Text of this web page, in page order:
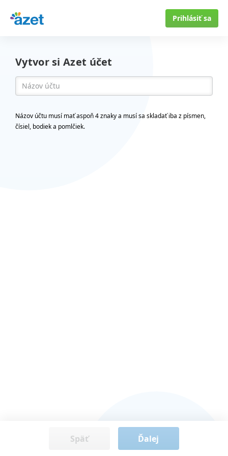
Prihlásiť sa
Vytvor si Azet účet
Názov účtu musí mať aspoň 4 znaky a musí sa skladať iba z písmen,
čísiel, bodiek a pomlčiek.